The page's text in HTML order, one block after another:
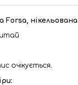
Forsa, нікельована
очікується.